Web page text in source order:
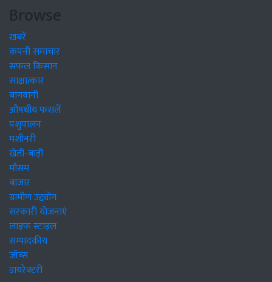
Browse
खबरें
कंपनी समाचार
सफल किसान
साक्षात्कार
बागवानी
औषधीय फसलें
पशुपालन
मशीनरी
खेती-बाड़ी
मौसम
बाजार
ग्रामीण उद्द्योग
सरकारी योजनाएं
लाइफ स्टाइल
सम्पादकीय
जॉब्स
डायरेक्टरी